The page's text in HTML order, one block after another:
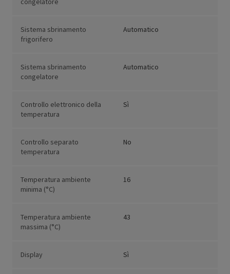
Sistema sbrinamento
frigorifero
Automatico
Sistema sbrinamento
congelatore
Automatico
Controllo elettronico della
temperatura
Sì
Controllo separato
temperatura
No
Temperatura ambiente
minima (°C)
16
Temperatura ambiente
massima (°C)
43
Display Sì